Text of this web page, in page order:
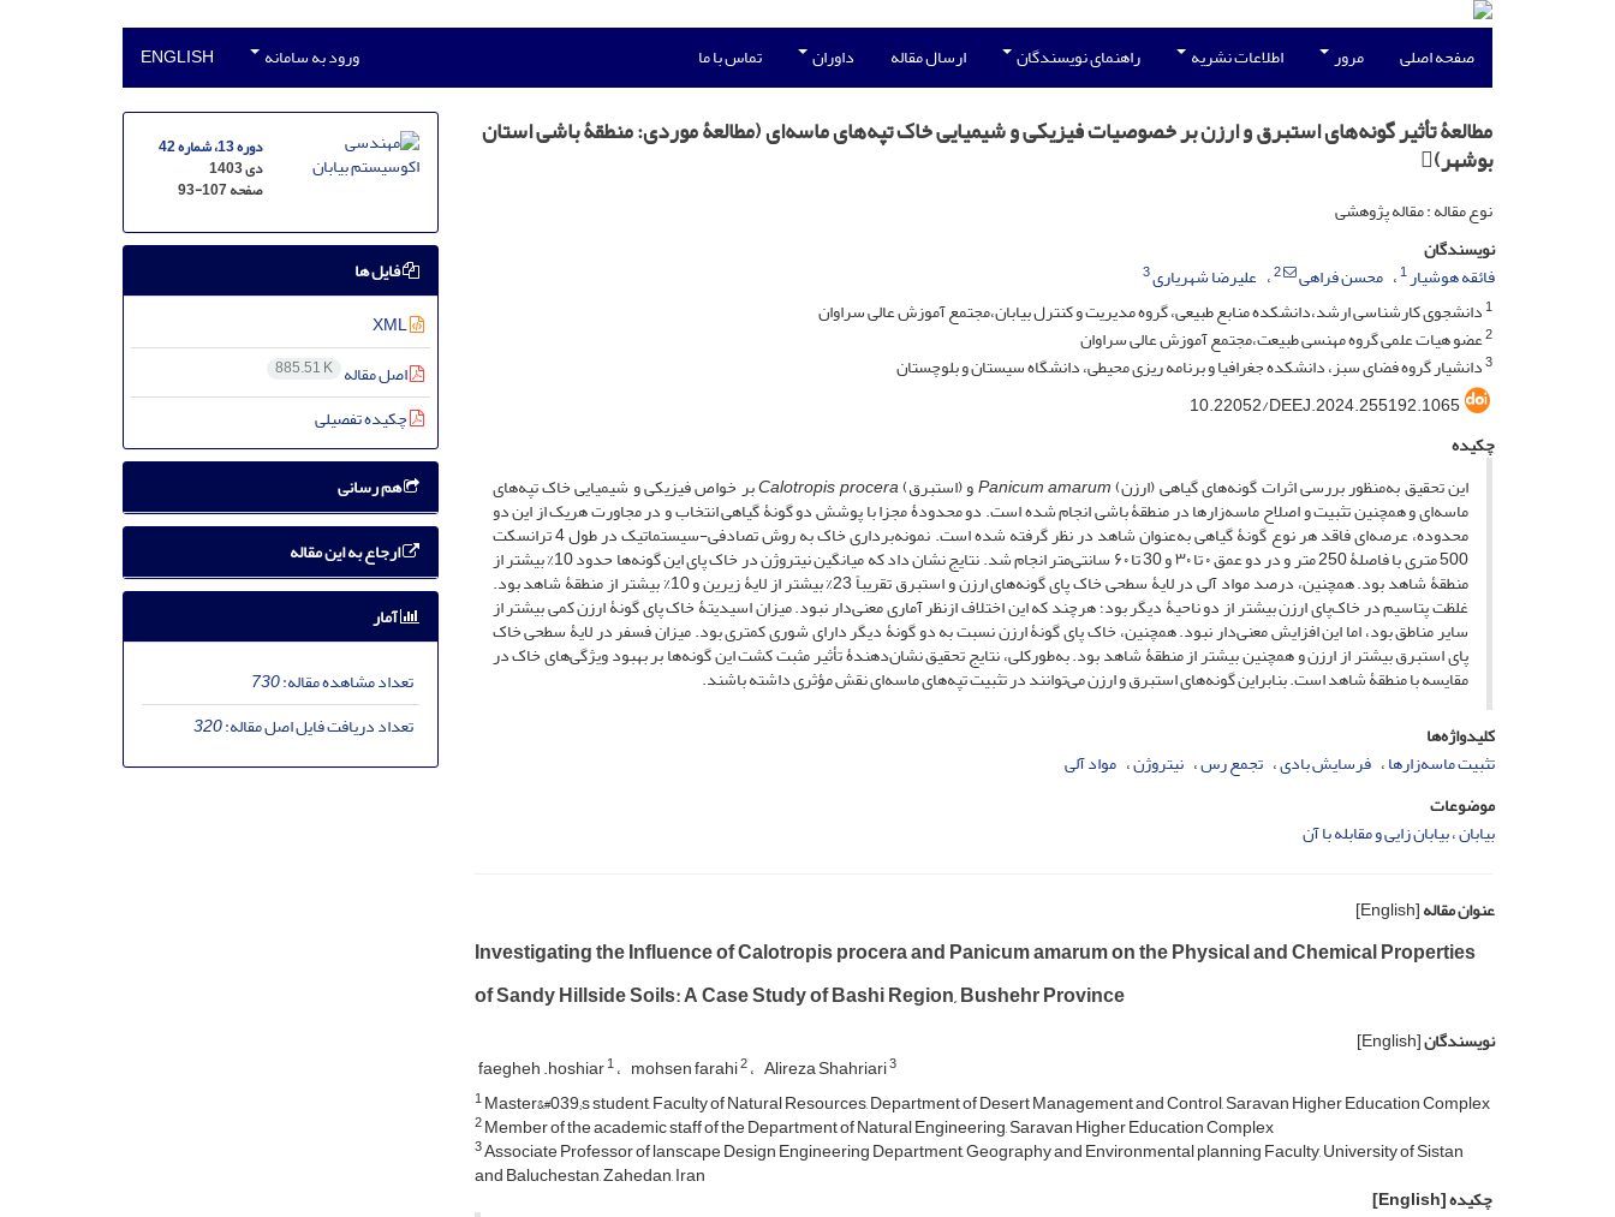
صفحه اصلی مرور اطلاعات نشریه راهنمای نویسندگان ارسال مقاله داوران تماس با ما ورود به سامانه ENGLISH
مطالعۀ تأثیر گونه‌های استبرق و ارزن بر خصوصیات فیزیکی و شیمیایی خاک تپه‌های ماسه‌ای (مطالعۀ موردی: منطقۀ باشی استان
بوشهر)
نوع مقاله : مقاله پژوهشی
نویسندگان
فائقه هوشیار1 محسن فراهی 2 علیرضا شهریاری3
1دانشجوی کارشناسی ارشد،دانشکده منابع طبیعی، گروه مدیریت و کنترل بیابان،مجتمع آموزش عالی سراوان
2عضو هیات علمی گروه مهنسی طبیعت،مجتمع آموزش عالی سراوان
3دانشیار گروه فضای سبز، دانشکده جغرافیا و برنامه ریزی محیطی، دانشگاه سیستان و بلوچستان
‎10.22052/DEEJ.2024.255192.1065
چکیده
این تحقیق به‌منظور بررسی اثرات گونه‌های گیاهی (ارزن)Panicum amarumو (استبرق) Calotropisprocera بر خواص فیزیکی و شیمیایی خاک تپه‌های
ماسه‌ای و همچنین تثبیت و اصلاح ماسه‌زارها در منطقۀ باشی انجام شده است. دو محدودۀ مجزا با پوشش دو گونۀ گیاهی انتخاب و در مجاورت هریک از این دو
محدوده، عرصه‌ای فاقد هر نوع گونۀ گیاهی به‌عنوان شاهد در نظر گرفته شده است. نمونه‌برداری خاک به روش تصادفی-سیستماتیک در طول 4 ترانسکت
500 متری با فاصلۀ 250 متر و در دو عمق ۰ تا ۳۰ و 30 تا ۶۰ سانتی‌متر انجام شد. نتایج نشان داد که میانگین نیتروژن در خاک پای این گونه‌ها حدود 10% بیشتر از
منطقۀ شاهد بود. همچنین، درصد مواد آلی در لایۀ سطحی خاک پای گونه‌های ارزن و استبرق تقریباً 23% بیشتر از لایۀ زیرین و 10% بیشتر از منطقۀ شاهد بود.
غلظت پتاسیم در خاک‌پای ارزن بیشتر از دو ناحیۀ دیگر بود؛ هرچند که این اختلاف ازنظر آماری معنی‌دار نبود. میزان اسیدیتۀ خاک پای گونۀ ارزن کمی بیشتر از
سایر مناطق بود، اما این افزایش معنی‌دار نبود. همچنین، خاک پای گونۀ ارزن نسبت به دو گونۀ دیگر دارای شوری کمتری بود. میزان فسفر در لایۀ سطحی خاک
پای استبرق بیشتر از ارزن و همچنین بیشتر از منطقۀ شاهد بود. به‌طورکلی، نتایج تحقیق نشان‌دهندۀ تأثیر مثبت کشت این گونه‌ها بر بهبود ویژگی‌های خاک در
مقایسه با منطقۀ شاهد است. بنابراین گونه‌های استبرق و ارزن می‌توانند در تثبیت تپه‌های ماسه‌ای نقش مؤثری داشته باشند.
کلیدواژه‌ها
تثبیت ماسه‌زارها فرسایش بادی تجمع رس نیتروژن مواد آلی
موضوعات
بیابان ، بیابان زایی و مقابله با آن
عنوان مقاله[English]
Investigating the Influence of Calotropis procera and Panicum amarum on the Physical and Chemical Properties
of Sandy Hillside Soils: A Case Study of Bashi Region, Bushehr Province
نویسندگان[English]
faegheh .hoshiar1 mohsen farahi2 Alireza Shahriari3
1Master&#039;s student, Faculty of Natural Resources, Department of Desert Management and Control, Saravan Higher Education Complex
2Member of the academic staff of the Department of Natural Engineering, Saravan Higher Education Complex
3Associate Professor of lanscape Design Engineering Department, Geography and Environmental planning Faculty, University of Sistan
and Baluchestan, Zahedan, Iran
چکیده[English]
دوره 13، شماره 42
دی 1403
صفحه93-107
فایل ها
XML
اصل مقاله 885.51 K
چکیده تفصیلی
هم رسانی
ارجاع به این مقاله
آمار
تعداد مشاهده مقاله:730
تعداد دریافت فایل اصل مقاله:320